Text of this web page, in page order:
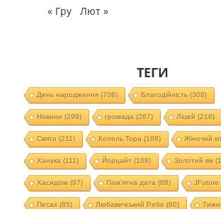
« Гру
Лют »
ТЕГИ
День народження(708) Благодійність (308)
Новини (299) громада (267) Ліцей (216)
Свято (211) Колель Тора (188) Жіночий
Ханука (111) Йорцайт (108) Золотий вік
Хасидізм (97) Пам'ятна дата (88) JFuture
Песах(85) Любавичський Ребе (80)